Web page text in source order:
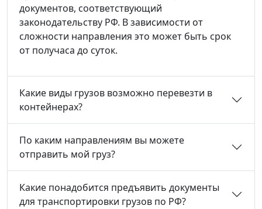
документов, соответствующий
законодательству РФ. В зависимости от
сложности направления это может быть срок
от получаса до суток.
Какие виды грузов возможно перевезти в
контейнерах?
По каким направлениям вы можете
отправить мой груз?
Какие понадобится предъявить документы
для транспортировки грузов по РФ?